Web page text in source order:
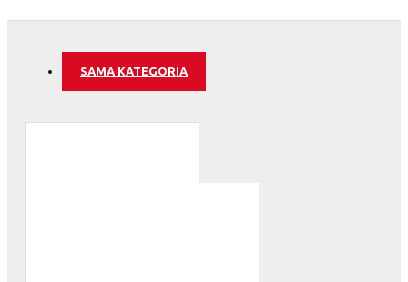
SAMA KATEGORIA